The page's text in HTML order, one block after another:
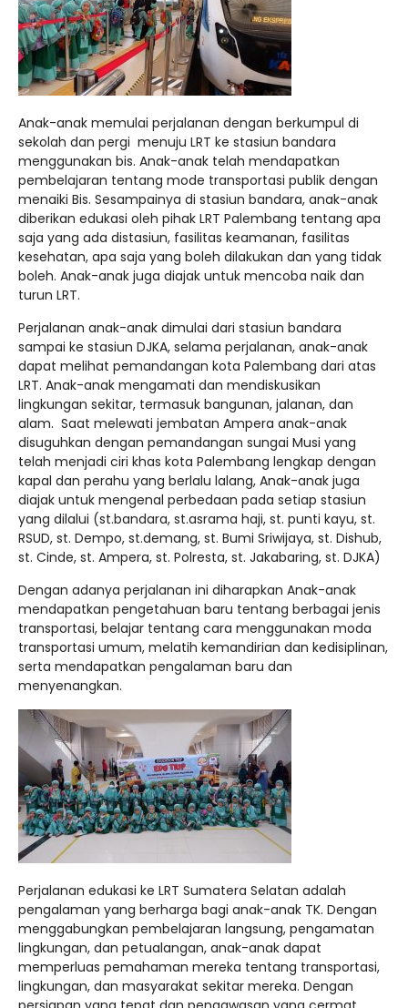
Anak-anak memulai perjalanan dengan berkumpul di
sekolah dan pergi menuju LRT ke stasiun bandara
menggunakan bis. Anak-anak telah mendapatkan
pembelajaran tentang mode transportasi publik dengan
menaiki Bis. Sesampainya di stasiun bandara, anak-anak
diberikan edukasi oleh pihak LRT Palembang tentang apa
saja yang ada distasiun, fasilitas keamanan, fasilitas
kesehatan, apa saja yang boleh dilakukan dan yang tidak
boleh. Anak-anak juga diajak untuk mencoba naik dan
turun LRT.
Perjalanan anak-anak dimulai dari stasiun bandara
sampai ke stasiun DJKA, selama perjalanan, anak-anak
dapat melihat pemandangan kota Palembang dari atas
LRT. Anak-anak mengamati dan mendiskusikan
lingkungan sekitar, termasuk bangunan, jalanan, dan
alam. Saat melewati jembatan Ampera anak-anak
disuguhkan dengan pemandangan sungai Musi yang
telah menjadi ciri khas kota Palembang lengkap dengan
kapal dan perahu yang berlalu lalang, Anak-anak juga
diajak untuk mengenal perbedaan pada setiap stasiun
yang dilalui (st.bandara, st.asrama haji, st. punti kayu, st.
RSUD, st. Dempo, st.demang, st. Bumi Sriwijaya, st. Dishub,
st. Cinde, st. Ampera, st. Polresta, st. Jakabaring, st. DJKA)
Dengan adanya perjalanan ini diharapkan Anak-anak
mendapatkan pengetahuan baru tentang berbagai jenis
transportasi, belajar tentang cara menggunakan moda
transportasi umum, melatih kemandirian dan kedisiplinan,
serta mendapatkan pengalaman baru dan
menyenangkan.
Perjalanan edukasi ke LRT Sumatera Selatan adalah
pengalaman yang berharga bagi anak-anak TK. Dengan
menggabungkan pembelajaran langsung, pengamatan
lingkungan, dan petualangan, anak-anak dapat
memperluas pemahaman mereka tentang transportasi,
lingkungan, dan masyarakat sekitar mereka. Dengan